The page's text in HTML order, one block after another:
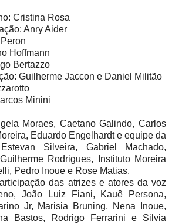
Cristina Rosa
Anry Aider
Hoffmann
Bertazzo
Guilherme Jaccon e Daniel Militão
Minini
Moraes, Caetano Galindo, Carlos
Eduardo Engelhardt e equipe da
Silveira, Gabriel Machado,
Rodrigues, Instituto Moreira
Pedro Inoue e Rose Matias.
das atrizes e atores da voz
João Luiz Fiani, Kauê Persona,
Jr, Marisia Bruning, Nena Inoue,
Bastos, Rodrigo Ferrarini e Silvia